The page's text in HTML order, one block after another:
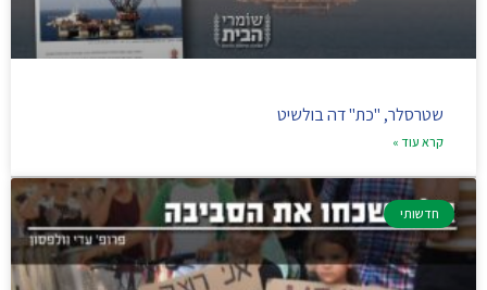
שטרסלר, "כת" דה בולשיט
קרא עוד »
חדשותי